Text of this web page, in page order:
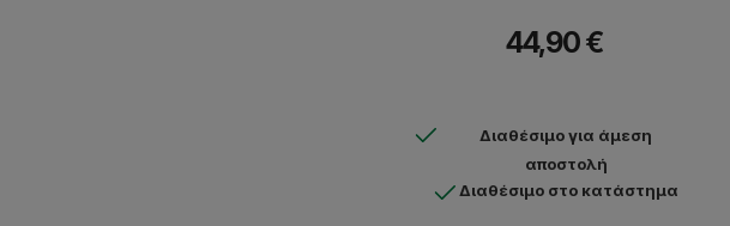
44,90 €
Διαθέσιμο για άμεση
αποστολή
Διαθέσιμο στο κατάστημα